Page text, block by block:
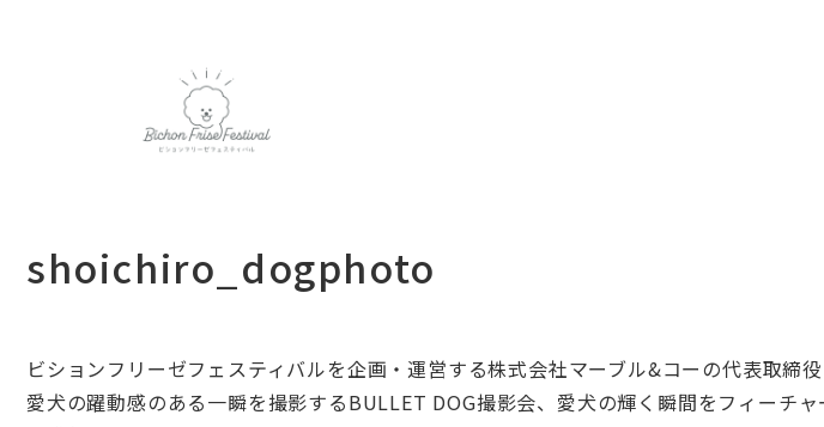
shoichiro_dogphoto
ビションフリーゼフェスティバルを企画・運営する株式会社マーブル&コーの代表取締
愛犬の躍動感のある一瞬を撮影するBULLET DOG撮影会、愛犬の輝く瞬間をフィー